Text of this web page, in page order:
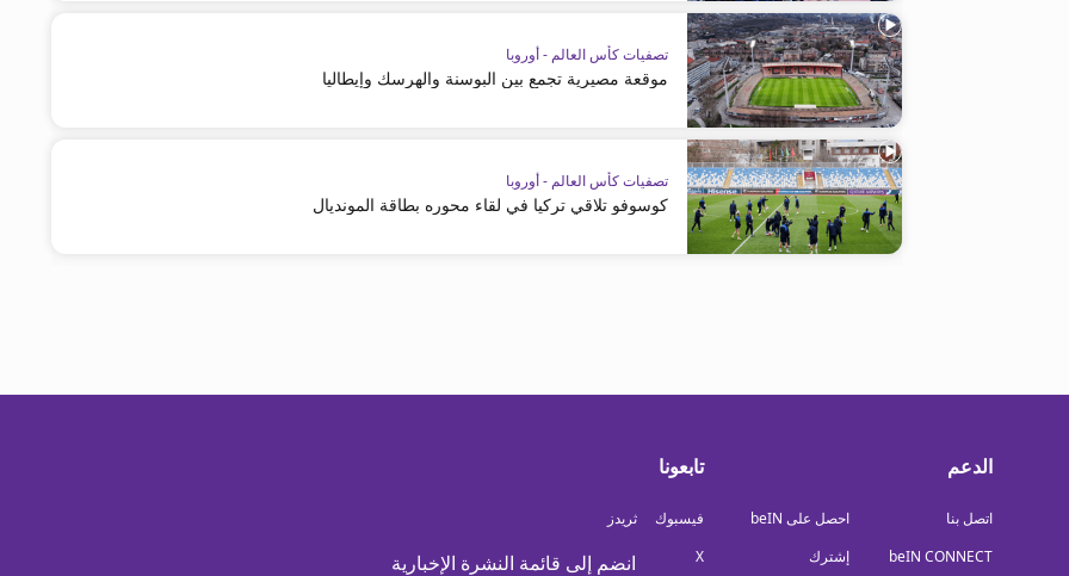
تصفيات كأس العالم - أوروبا
موقعة مصيرية تجمع بين البوسنة والهرسك وإيطاليا
تصفيات كأس العالم - أوروبا
كوسوفو تلاقي تركيا في لقاء محوره بطاقة المونديال
الدعم
اتصل بنا
beIN CONNECT
احصل على beIN
إشترك
تابعونا
فيسبوك
X
ثريدز
انضم إلى قائمة النشرة الإخبارية